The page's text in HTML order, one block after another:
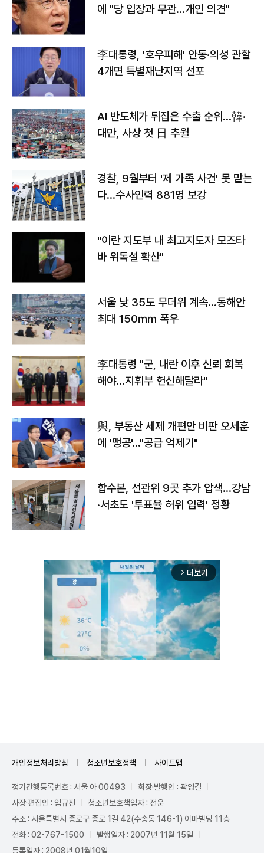
에 "당 입장과 무관…개인 의견"
李대통령, '호우피해' 안동·의성 관할
4개면 특별재난지역 선포
AI 반도체가 뒤집은 수출 순위…韓·
대만, 사상 첫 日 추월
경찰, 9월부터 '제 가족 사건' 못 맡는
다…수사인력 881명 보강
"이란 지도부 내 최고지도자 모즈타
바 위독설 확산"
서울 낮 35도 무더위 계속…동해안
최대 150㎜ 폭우
李대통령 "군, 내란 이후 신뢰 회복
해야…지휘부 헌신해달라"
與, 부동산 세제 개편안 비판 오세훈
에 '맹공'…"공급 억제기"
합수본, 선관위 9곳 추가 압색…강남
·서초도 '투표율 허위 입력' 정황
arrow_forward_ios 더보기
개인정보처리방침 청소년보호정책 사이트맵
정기간행등록번호 : 서울 아 00493
회장·발행인 : 곽영길
사장·편집인 : 임규진
청소년보호책임자 : 전운
주소 : 서울특별시 종로구 종로 1길 42(수송동 146-1) 이마빌딩 11층
전화 : 02-767-1500
발행일자 : 2007년 11월 15일
등록일자 : 2008년 01월10일